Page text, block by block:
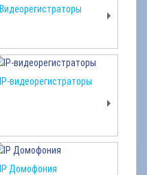
Видеорегистраторы
IP-видеорегистраторы
IP Домофония